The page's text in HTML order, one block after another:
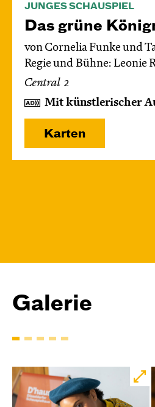
JUNGES SCHAUSPIEL
Das grüne
von Cornelia Funke und
Regie und Bühne: Leonie
Central 2
Mit künstlerischer
Karten
Galerie